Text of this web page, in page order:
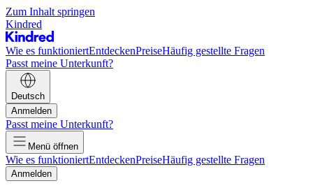
Zum Inhalt springen
Kindred
Wie es funktioniertEntdeckenPreiseHäufig gestellte Fragen
Passt meine Unterkunft?
Deutsch
Anmelden
Passt meine Unterkunft?
Menü öffnen
Wie es funktioniertEntdeckenPreiseHäufig gestellte Fragen
Anmelden